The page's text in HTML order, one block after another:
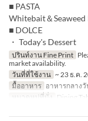
■ PASTA
Whitebait＆
■ DOLCE
・ Today's Dessert
ปรินท์งาน Fine Print
market availability.
วันที่ที่ใช้งาน ~ 23 ธ.ค.
มื้ออาหาร อาหารกลาง
หมวดหมู่ที่นั่ง
Dining